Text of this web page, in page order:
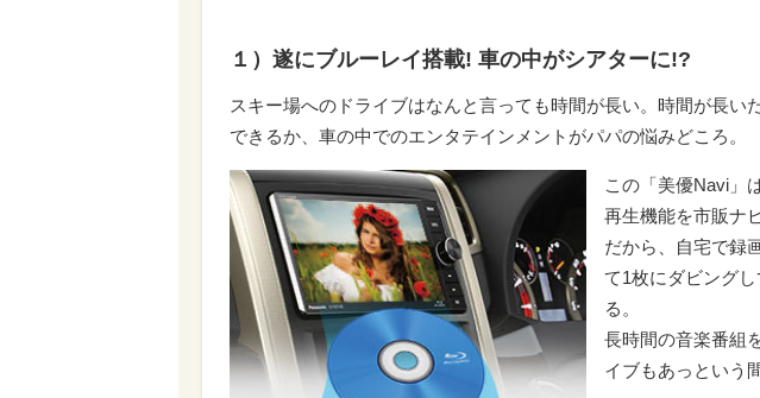
１）遂にブルーレイ搭載! 車の中がシアターに!?
スキー場へのドライブはなんと言っても時間が長い。時間が長い
できるか、車の中でのエンタテインメントがパパの悩みどころ。
この「美優Navi」
再生機能を市販ナ
だから、自宅で録
て1枚にダビング
る。
長時間の音楽番組
イブもあっという